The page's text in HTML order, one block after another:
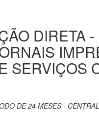
DIRETA
SERVIÇOS
DE 24 MESES -